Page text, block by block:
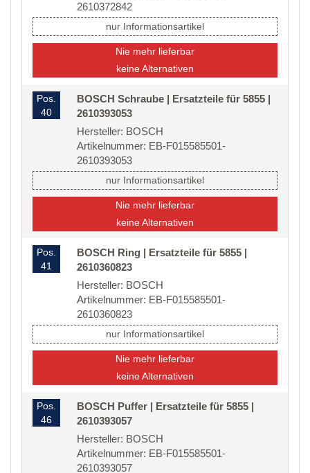
2610372842
nur Informationsartikel
Nie mehr lieferbar
keine Alternativen
Pos.
40
BOSCH Schraube | Ersatzteile für 5855 |
2610393053
Hersteller: BOSCH
Artikelnummer: EB-F015585501-
2610393053
nur Informationsartikel
Nie mehr lieferbar
keine Alternativen
Pos.
41
BOSCH Ring | Ersatzteile für 5855 |
2610360823
Hersteller: BOSCH
Artikelnummer: EB-F015585501-
2610360823
nur Informationsartikel
Nie mehr lieferbar
keine Alternativen
Pos.
46
BOSCH Puffer | Ersatzteile für 5855 |
2610393057
Hersteller: BOSCH
Artikelnummer: EB-F015585501-
2610393057